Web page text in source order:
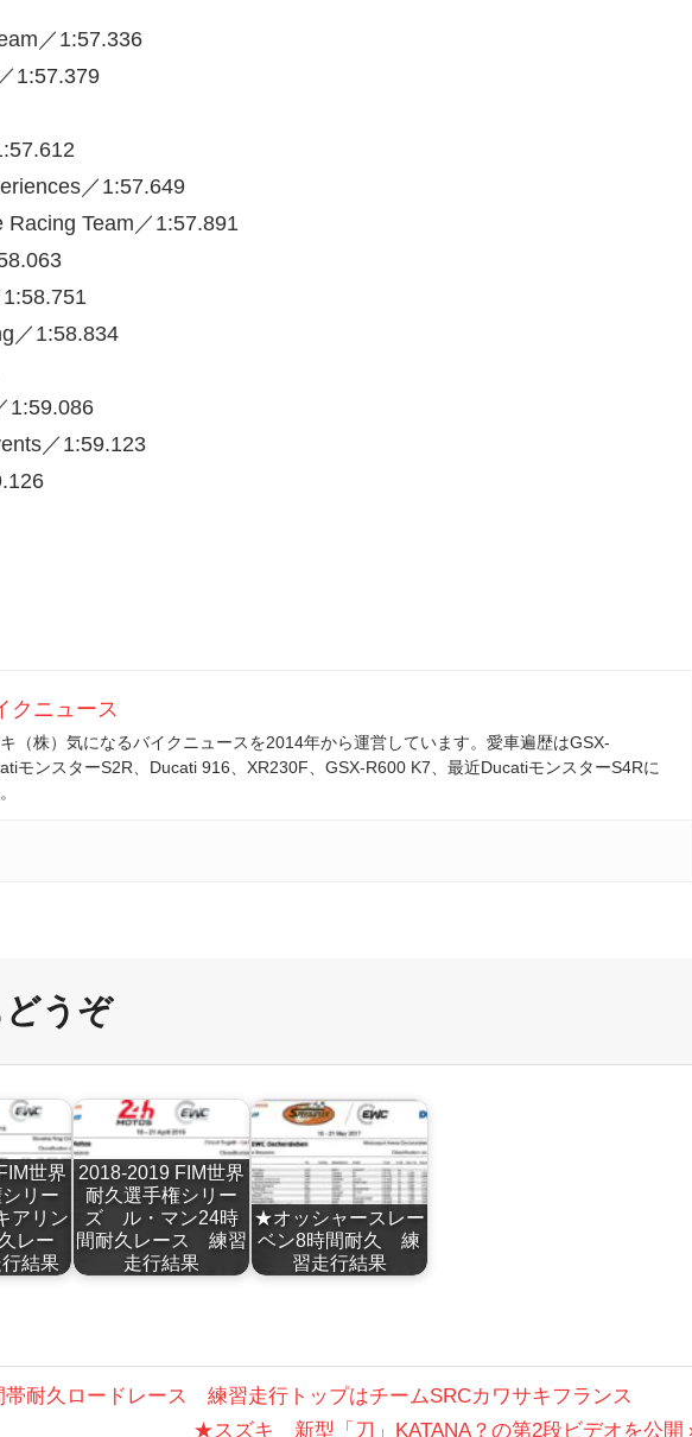
／1:57.336
1:57.379
／1:57.649
Team／1:57.891
／1:58.834
1:59.086
／1:59.123
クニュース
（株）気になるバイクニュースを2014年から運営しています。愛車遍歴はGSX-
モンスターS2R、Ducati 916、XR230F、GSX-R600 K7、最近DucatiモンスターS4Rに
うぞ
世界
リー
アリン
レー
結果
2018-2019 FIM世界
耐久選手権シリー
ズ ル・マン24時
間耐久レース 練習
走行結果
★オッシャースレー
ベン8時間耐久 練
習走行結果
耐久ロードレース 練習走行トップはチームSRCカワサキフランス
次
★スズキ 新型「刀」KATANA？の第2段ビデオを公開